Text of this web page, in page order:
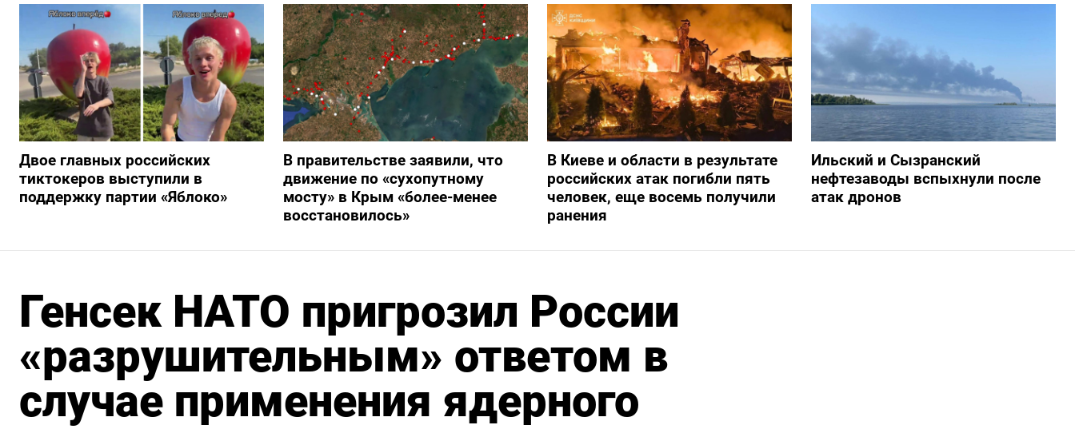
Двое главных российских
тиктокеров выступили в
поддержку партии «Яблоко»
В правительстве заявили, что
движение по «сухопутному
мосту» в Крым «более-менее
восстановилось»
В Киеве и области в результате
российских атак погибли пять
человек, еще восемь получили
ранения
Ильский и Сызранский
нефтезаводы вспыхнули после
атак дронов
Генсек НАТО пригрозил России
«разрушительным» ответом в
случае применения ядерного